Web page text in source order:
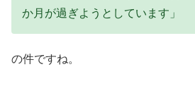
か月が過ぎようとしています」
の件ですね。